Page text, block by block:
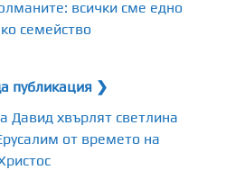
всички сме едно
семейство
публикация ❯
Давид хвърлят светлина
от времето на